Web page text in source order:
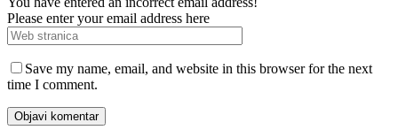
Please enter your email address here
Save my name, email, and website in this browser for the next
time I comment.